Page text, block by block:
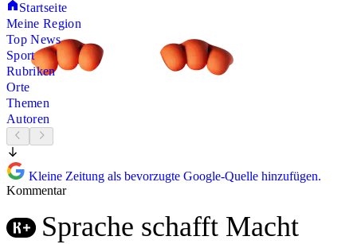
Startseite
Meine Region
Top News
Sport
Rubriken
Orte
Themen
Autoren
Kleine Zeitung als bevorzugte Google-Quelle hinzufügen.
Kommentar
Sprache schafft Macht